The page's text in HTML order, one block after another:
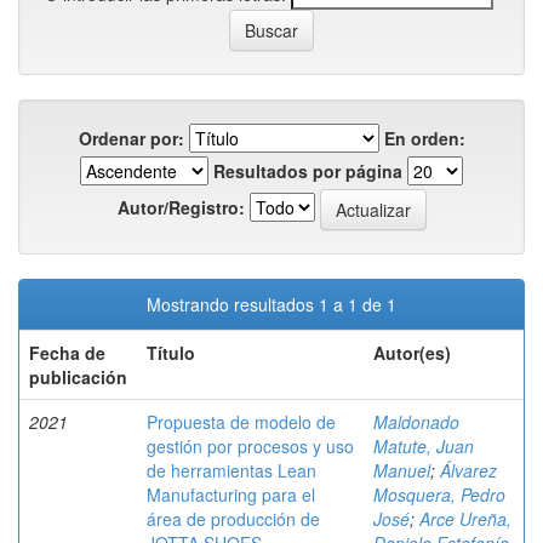
Ordenar por:
En orden:
Resultados por página
Autor/Registro:
Mostrando resultados 1 a 1 de 1
Fecha de
publicación
Título Autor(es)
2021
Propuesta de modelo de
gestión por procesos y uso
de herramientas Lean
Manufacturing para el
área de producción de
Maldonado
Matute, Juan
Manuel;Álvarez
Mosquera, Pedro
José;Arce Ureña,